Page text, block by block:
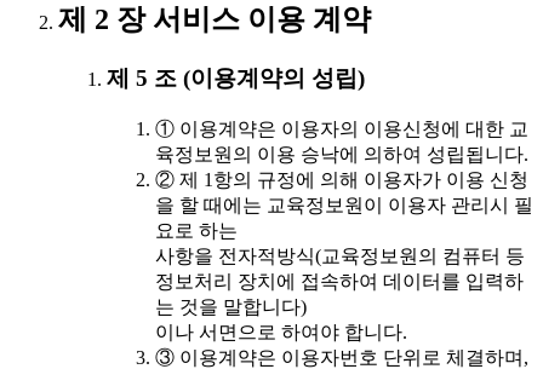
제 2 장 서비스 이용 계약
제 5 조 (이용계약의 성립)
① 이용계약은 이용자의 이용신청에 대한 교
육정보원의 이용 승낙에 의하여 성립됩니다.
② 제 1항의 규정에 의해 이용자가 이용 신청
을 할 때에는 교육정보원이 이용자 관리시 필
요로 하는
사항을 전자적방식(교육정보원의 컴퓨터 등
정보처리 장치에 접속하여 데이터를 입력하
는 것을 말합니다)
이나 서면으로 하여야 합니다.
③ 이용계약은 이용자번호 단위로 체결하며,